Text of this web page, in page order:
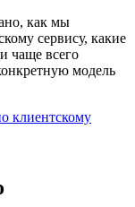
как мы
сервису, какие
чаще всего
модель
клиентскому